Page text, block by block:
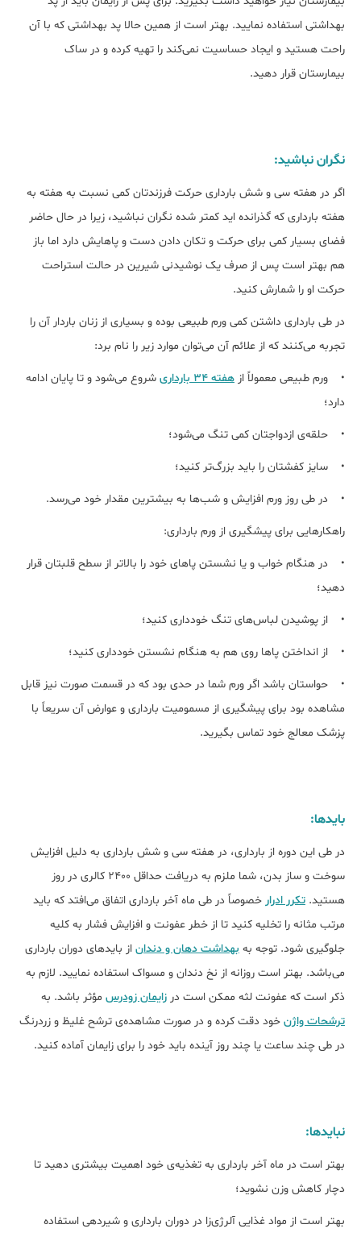
بهداشتی استفاده نمایید. بهتر است از همین حالا پد بهداشتی که با آن
راحت هستید و ایجاد حساسیت نمی‌کند را تهیه کرده و در ساک
بیمارستان قرار دهید.
نگران نباشید:
اگر در هفته سی و شش بارداری حرکت فرزندتان کمی نسبت به هفته به
هفته بارداری که گذرانده اید کمتر شده نگران نباشید، زیرا در حال حاضر
فضای بسیار کمی برای حرکت و تکان دادن دست و پاهایش دارد اما باز
هم بهتر است پس از صرف یک نوشیدنی شیرین در حالت استراحت
حرکت او را شمارش کنید.
در طی بارداری داشتن کمی ورم طبیعی بوده و بسیاری از زنان باردار آن را
تجربه می‌کنند که از علائم آن می‌توان موارد زیر را نام برد:
• ورم طبیعی معمولاً از هفته 34 بارداری
شروع می‌شود و تا پایان ادامه
دارد؛
• حلقه‌ی ازدواجتان کمی تنگ می‌شود؛
• سایز کفشتان را باید بزرگ‌تر کنید؛
• در طی روز ورم افزایش و شب‌ها به بیشترین مقدار خود می‌رسد.
راهکارهایی برای پیشگیری از ورم بارداری:
• در هنگام خواب و یا نشستن پاهای خود را بالاتر از سطح قلبتان قرار
دهید؛
• از پوشیدن لباس‌های تنگ خودداری کنید؛
• از انداختن پاها روی هم به هنگام نشستن خودداری کنید؛
• حواستان باشد اگر ورم شما در حدی بود که در قسمت صورت نیز قابل
مشاهده بود برای پیشگیری از مسمومیت بارداری و عوارض آن سریعاً با
پزشک معالج خود تماس بگیرید.
بایدها:
در طی این دوره از بارداری، در هفته سی و شش بارداری به دلیل افزایش
سوخت و ساز بدن، شما ملزم به دریافت حداقل 2400 کالری در روز
هستید. تکرر ادرار خصوصاً در طی ماه آخر بارداری اتفاق می‌افتد که باید
مرتب مثانه را تخلیه کنید تا از خطر عفونت و افزایش فشار به کلیه
جلوگیری شود. توجه به بهداشت دهان و دندان از بایدهای دوران بارداری
می‌باشد. بهتر است روزانه از نخ دندان و مسواک استفاده نمایید. لازم به
ذکر است که عفونت لثه ممکن است در زایمان زودرس مؤثر باشد. به
ترشحات واژن خود دقت کرده و در صورت مشاهده‌ی ترشح غلیظ و زردرنگ
در طی چند ساعت یا چند روز آینده باید خود را برای زایمان آماده کنید.
نبایدها:
بهتر است در ماه آخر بارداری به تغذیه‌ی خود اهمیت بیشتری دهید تا
دچار کاهش وزن نشوید؛
بهتر است از مواد غذایی آلرژی‌زا در دوران بارداری و شیردهی استفاده